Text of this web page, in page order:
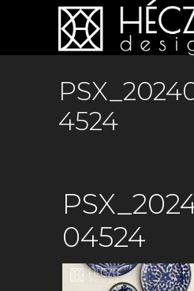
4524
04524